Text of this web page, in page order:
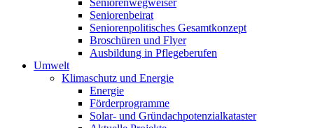
Seniorenwegweiser
Seniorenbeirat
Seniorenpolitisches Gesamtkonzept
Broschüren und Flyer
Ausbildung in Pflegeberufen
Umwelt
Klimaschutz und Energie
Energie
Förderprogramme
Solar- und Gründachpotenzialkataster